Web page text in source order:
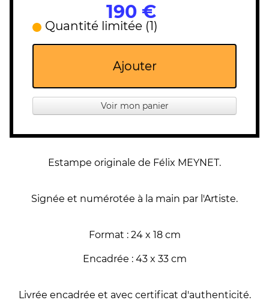
190 €
Quantité limitée (1)
Ajouter
Voir mon panier
Estampe originale de Félix MEYNET.
Signée et numérotée à la main par l'Artiste.
Format : 24 x 18 cm
Encadrée : 43 x 33 cm
Livrée encadrée et avec certificat d'authenticité.